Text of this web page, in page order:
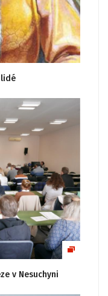
v Nesuchyni